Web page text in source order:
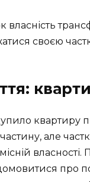
власність
своєю
квартиру
але
про